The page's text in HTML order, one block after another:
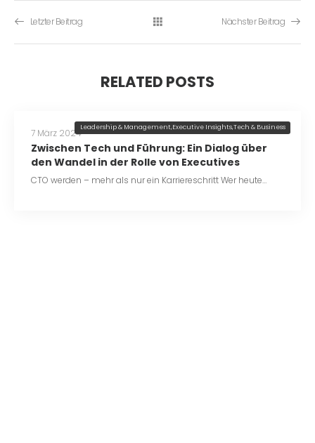
Letzter Beitrag Nächster Beitrag
RELATED POSTS
Leadership & Management,Executive Insights,Tech & Business
7 März 2024
Zwischen Tech und Führung: Ein Dialog über
den Wandel in der Rolle von Executives
CTO werden – mehr als nur ein Karriereschritt Wer heute…